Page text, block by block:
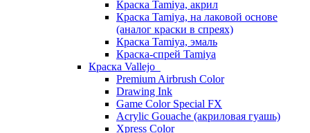
Краска Tamiya, акрил
Краска Tamiya, на лаковой основе
(аналог краски в спреях)
Краска Tamiya, эмаль
Краска-спрей Tamiya
Краска Vallejo
Premium Airbrush Color
Drawing Ink
Game Color Special FX
Acrylic Gouache (акриловая гуашь)
Xpress Color